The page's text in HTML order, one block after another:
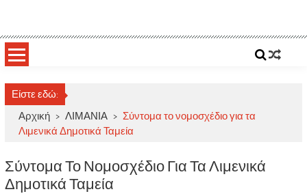
Είστε εδώ:
Αρχική > ΛΙΜΑΝΙΑ > Σύντομα το νομοσχέδιο για τα
Λιμενικά Δημοτικά Ταμεία
Σύντομα Το Νομοσχέδιο Για Τα Λιμενικά
Δημοτικά Ταμεία